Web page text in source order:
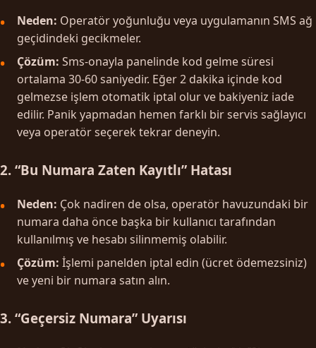
Neden: Operatör yoğunluğu veya uygulamanın SMS ağ
geçidindeki gecikmeler.
Çözüm: Sms-onayla panelinde kod gelme süresi
ortalama 30-60 saniyedir. Eğer 2 dakika içinde kod
gelmezse işlem otomatik iptal olur ve bakiyeniz iade
edilir. Panik yapmadan hemen farklı bir servis sağlayıcı
veya operatör seçerek tekrar deneyin.
2. “Bu Numara Zaten Kayıtlı” Hatası
Neden: Çok nadiren de olsa, operatör havuzundaki bir
numara daha önce başka bir kullanıcı tarafından
kullanılmış ve hesabı silinmemiş olabilir.
Çözüm: İşlemi panelden iptal edin (ücret ödemezsiniz)
ve yeni bir numara satın alın.
3. “Geçersiz Numara” Uyarısı